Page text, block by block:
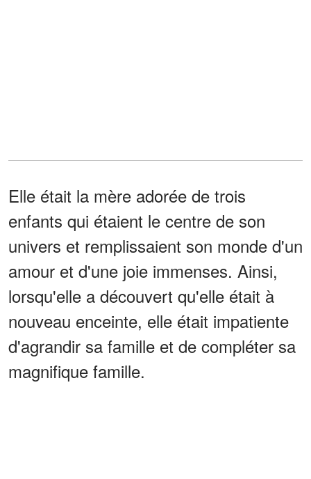
Elle était la mère adorée de trois
enfants qui étaient le centre de son
univers et remplissaient son monde d'un
amour et d'une joie immenses. Ainsi,
lorsqu'elle a découvert qu'elle était à
nouveau enceinte, elle était impatiente
d'agrandir sa famille et de compléter sa
magnifique famille.